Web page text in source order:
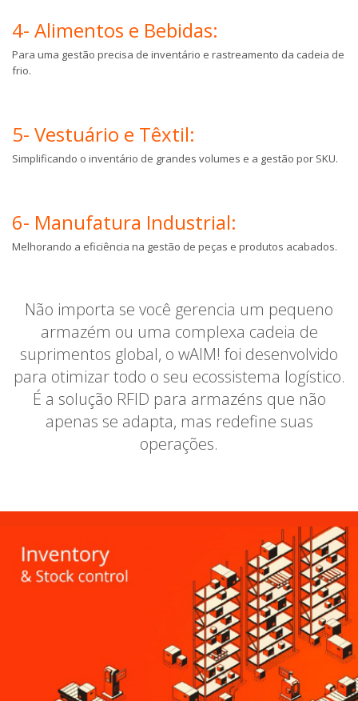
4- Alimentos e Bebidas:
Para uma gestão precisa de inventário e rastreamento da cadeia de
frio.
5- Vestuário e Têxtil:
Simplificando o inventário de grandes volumes e a gestão por SKU.
6- Manufatura Industrial:
Melhorando a eficiência na gestão de peças e produtos acabados.
Não importa se você gerencia um pequeno
armazém ou uma complexa cadeia de
suprimentos global, o wAIM! foi desenvolvido
para otimizar todo o seu ecossistema logístico.
É a solução RFID para armazéns que não
apenas se adapta, mas redefine suas
operações.